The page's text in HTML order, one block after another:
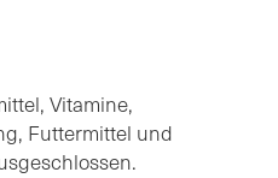
Vitamine,
Futtermittel und